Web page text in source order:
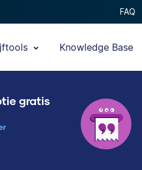
FAQ
Knowledge Base
gratis